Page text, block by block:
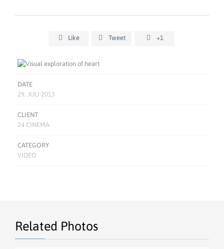
 Like  Tweet  +1
DATE
29. JULI 2013
CLIENT
24 CINEMA
CATEGORY
VIDEO
Related Photos